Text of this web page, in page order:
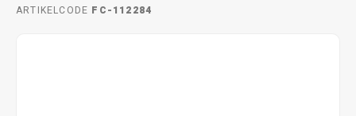
ARTIKELCODE FC-112284